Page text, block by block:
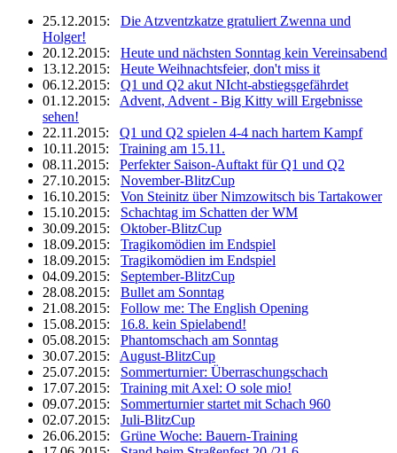
25.12.2015: Die Atzventzkatze gratuliert Zwenna und
Holger!
20.12.2015: Heute und nächsten Sonntag kein Vereinsabend
13.12.2015: Heute Weihnachtsfeier, don't miss it
06.12.2015: Q1 und Q2 akut NIcht-abstiegsgefährdet
01.12.2015: Advent, Advent - Big Kitty will Ergebnisse
sehen!
22.11.2015: Q1 und Q2 spielen 4-4 nach hartem Kampf
10.11.2015: Training am 15.11.
08.11.2015: Perfekter Saison-Auftakt für Q1 und Q2
27.10.2015: November-BlitzCup
16.10.2015: Von Steinitz über Nimzowitsch bis Tartakower
15.10.2015: Schachtag im Schatten der WM
30.09.2015: Oktober-BlitzCup
18.09.2015: Tragikomödien im Endspiel
18.09.2015: Tragikomödien im Endspiel
04.09.2015: September-BlitzCup
28.08.2015: Bullet am Sonntag
21.08.2015: Follow me: The English Opening
15.08.2015: 16.8. kein Spielabend!
05.08.2015: Phantomschach am Sonntag
30.07.2015: August-BlitzCup
25.07.2015: Sommerturnier: Überraschungschach
17.07.2015: Training mit Axel: O sole mio!
09.07.2015: Sommerturnier startet mit Schach 960
02.07.2015: Juli-BlitzCup
26.06.2015: Grüne Woche: Bauern-Training